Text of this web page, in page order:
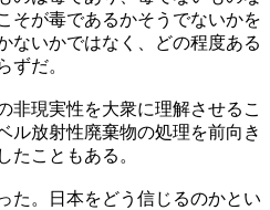
そが毒であるかそうでないかを
ないかではなく、どの程度ある
ずだ。
非現実性を大衆に理解させるこ
ル放射性廃棄物の処理を前向き
たこともある。
た。日本をどう信じるのかとい